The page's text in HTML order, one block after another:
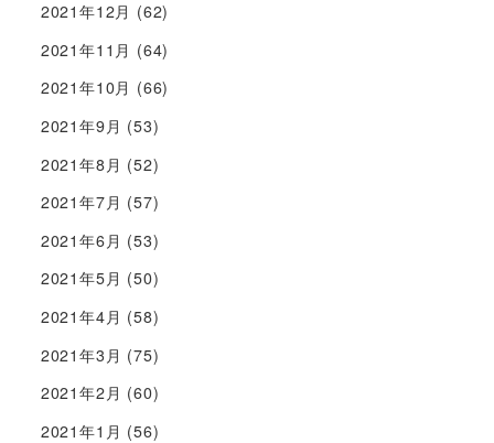
2021年12月 (62)
2021年11月 (64)
2021年10月 (66)
2021年9月 (53)
2021年8月 (52)
2021年7月 (57)
2021年6月 (53)
2021年5月 (50)
2021年4月 (58)
2021年3月 (75)
2021年2月 (60)
2021年1月 (56)